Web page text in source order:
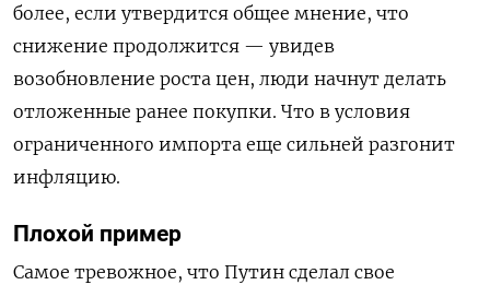
более, если утвердится общее мнение, что
снижение продолжится — увидев
возобновление роста цен, люди начнут делать
отложенные ранее покупки. Что в условия
ограниченного импорта еще сильней разгонит
инфляцию.
Плохой пример
Самое тревожное, что Путин сделал свое